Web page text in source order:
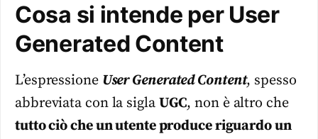
Cosa si intende per User
Generated Content
L’espressione User Generated Content, spesso
abbreviata con la sigla UGC, non è altro che
tutto ciò che un utente produce riguardo un